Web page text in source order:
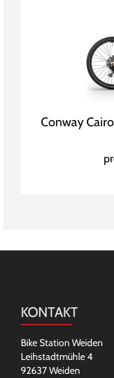
Conway
KONTAKT
Bike Station Weiden
Leihstadtmühle 4
92637 Weiden